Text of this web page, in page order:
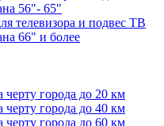
56"- 65"
телевизора и подвес ТВ
66" и более
черту города до 20 км
черту города до 40 км
черту города до 60 км